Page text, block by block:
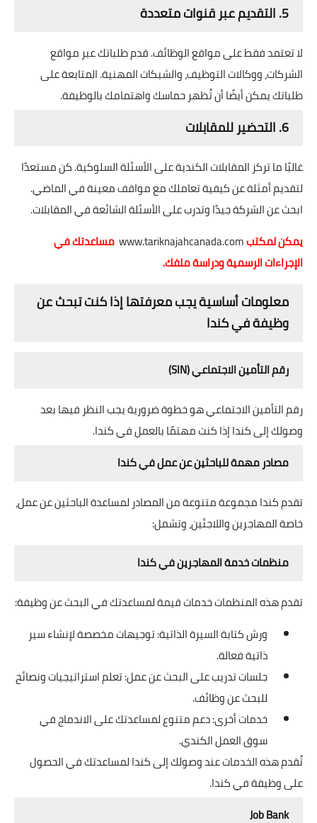
5. التقديم عبر قنوات متعددة
لا تعتمد فقط على مواقع الوظائف. قدم طلباتك عبر مواقع
الشركات، ووكالات التوظيف، والشبكات المهنية. المتابعة على
طلباتك يمكن أيضًا أن تُظهر حماسك واهتمامك بالوظيفة.
6. التحضير للمقابلات
غالبًا ما تركز المقابلات الكندية على الأسئلة السلوكية. كن مستعدًا
لتقديم أمثلة عن كيفية تعاملك مع مواقف معينة في الماضي.
ابحث عن الشركة جيدًا وتدرب على الأسئلة الشائعة في المقابلات.
يمكن لمكتبwww.tariknajahcanada.com مساعدتك في
الإجراءات الرسمية ودراسة ملفك.
معلومات أساسية يجب معرفتها إذا كنت تبحث عن
وظيفة في كندا
رقم التأمين الاجتماعي (SIN)
رقم التأمين الاجتماعي هو خطوة ضرورية يجب النظر فيها بعد
وصولك إلى كندا إذا كنت مهتمًا بالعمل في كندا.
مصادر مهمة للباحثين عن عمل في كندا
تقدم كندا مجموعة متنوعة من المصادر لمساعدة الباحثين عن عمل،
خاصة المهاجرين واللاجئين، وتشمل:
منظمات خدمة المهاجرين في كندا
تقدم هذه المنظمات خدمات قيمة لمساعدتك في البحث عن وظيفة:
ورش كتابة السيرة الذاتية: توجيهات مخصصة لإنشاء سير
ذاتية فعالة.
جلسات تدريب على البحث عن عمل: تعلم استراتيجيات ونصائح
للبحث عن وظائف.
خدمات أخرى: دعم متنوع لمساعدتك على الاندماج في
سوق العمل الكندي.
تُقدم هذه الخدمات عند وصولك إلى كندا لمساعدتك في الحصول
على وظيفة في كندا.
Job Bank